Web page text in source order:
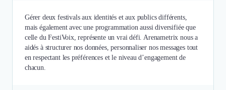
Gérer deux festivals aux identités et aux publics différents,
mais également avec une programmation aussi diversifiée que
celle du FestiVoix, représente un vrai défi. Arenametrix nous a
aidés à structurer nos données, personnaliser nos messages tout
en respectant les préférences et le niveau d’engagement de
chacun.